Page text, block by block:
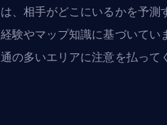
、相手がどこにいるかを予測
験やマップ知識に基づいてい
の多いエリアに注意を払って